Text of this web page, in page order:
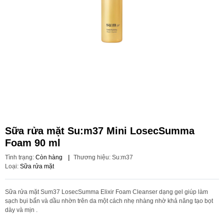
Sữa rửa mặt Su:m37 Mini LosecSumma
Foam 90 ml
Tình trạng: Còn hàng Thương hiệu: Su:m37
Loại: Sữa rửa mặt
Sữa rửa mặt Sum37 LosecSumma Elixir Foam Cleanser dạng gel giúp làm
sạch bụi bẩn và dầu nhờn trên da một cách nhẹ nhàng nhờ khả năng tạo bọt
dày và mịn .